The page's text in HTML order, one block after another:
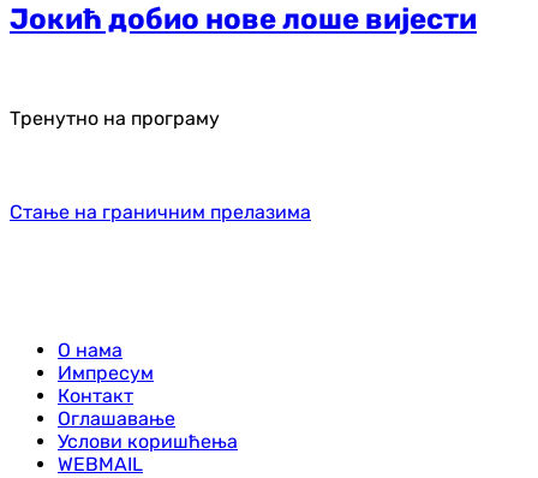
Јокић добио нове лоше вијести
Тренутно на програму
Стање на граничним прелазима
О нама
Импресум
Контакт
Оглашавање
Услови коришћења
WEBMAIL